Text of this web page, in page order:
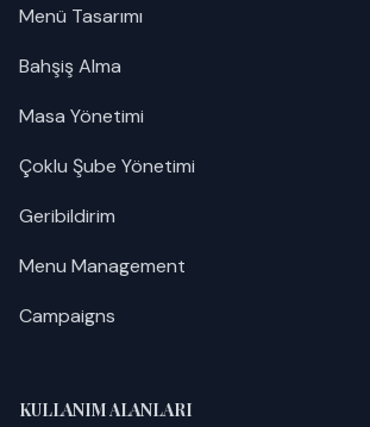
Menü Tasarımı
Bahşiş Alma
Masa Yönetimi
Çoklu Şube Yönetimi
Geribildirim
Menu Management
Campaigns
KULLANIM ALANLARI